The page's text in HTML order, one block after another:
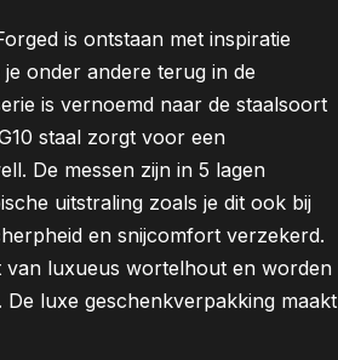
is ontstaan met inspiratie
onder andere terug in de
is vernoemd naar de staalsoort
staal zorgt voor een
De messen zijn in 5 lagen
uitstraling zoals je dit ook bij
en snijcomfort verzekerd.
van luxueus wortelhout en worden
luxe geschenkverpakking maakt